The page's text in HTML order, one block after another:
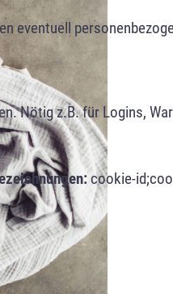
eventuell
Nötig z.B. für Logins,
cookie-